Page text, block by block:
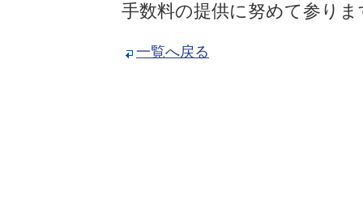
手数料の提供に努めて参りま
一覧へ戻る